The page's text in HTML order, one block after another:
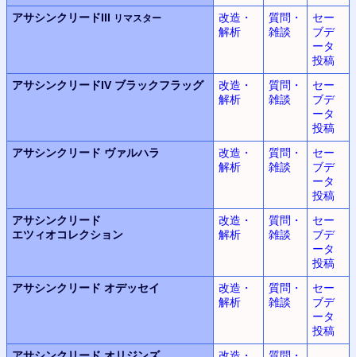
アサシンクリードIII リマスター
改造・
解析
質問・
雑談
セー
ブデ
ータ
投稿
アサシンクリードIV ブラックフラッグ
改造・
解析
質問・
雑談
セー
ブデ
ータ
投稿
アサシンクリード ヴァルハラ
改造・
解析
質問・
雑談
セー
ブデ
ータ
投稿
アサシンクリード
エツィオコレクション
改造・
解析
質問・
雑談
セー
ブデ
ータ
投稿
アサシンクリード オデッセイ
改造・
解析
質問・
雑談
セー
ブデ
ータ
投稿